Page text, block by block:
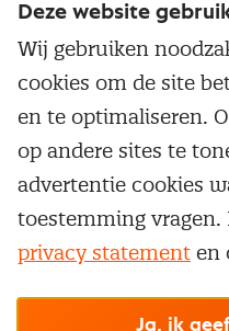
Service & contact
Over inkoop
Netwerk en
Aanmelden nieuwsbrief
Word lid van Nevi
Inkoop vacatures
Populaire thema's
Aanbesteden
Contractmanagement
Kostenmanagement
Onderhandelen
Supply management
Opleidingen en
Trainingen
Opleidingen
Maatwerk
Cookievoorkeuren
©
Deze website
Wij gebruiken
cookies om de site
en te optimaliseren.
op andere sites te
advertentie cookies
toestemming vragen.
privacy statement en
Ja, ik